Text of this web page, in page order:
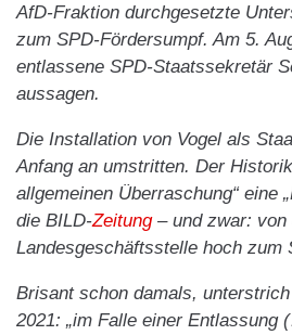
AfD-Fraktion durchgesetzte
zum SPD-Fördersumpf. Am 5.
entlassene SPD-Staatssekretär
aussagen.
Die Installation von Vogel als
Anfang an umstritten. Der
allgemeinen Überraschung“ eine
die BILD-Zeitung– und zwar: von
Landesgeschäftsstelle hoch zum
Brisant schon damals,
2021: „im Falle einer Entlassung